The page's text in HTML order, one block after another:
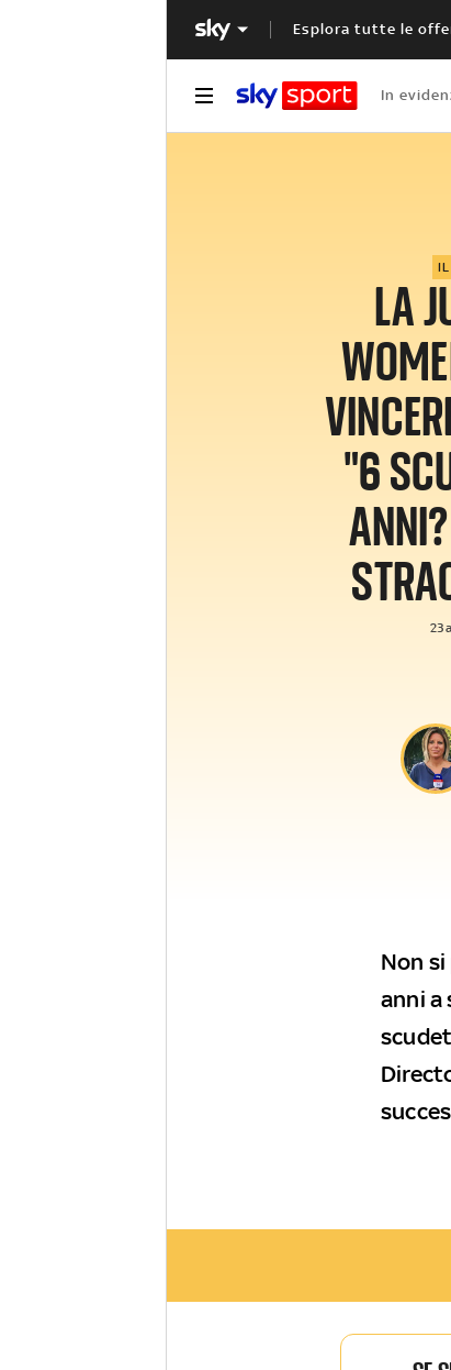
Esplora tutte le
In
LA
"6
23
Non
anni a